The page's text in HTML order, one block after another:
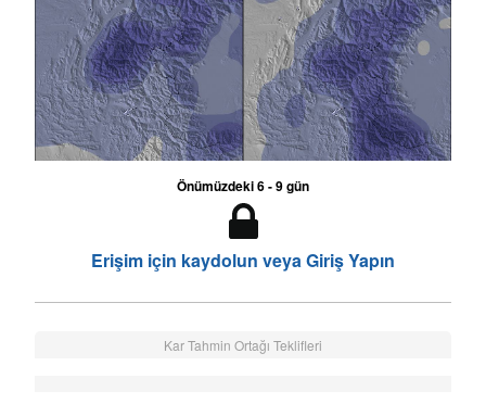
Önümüzdeki 6 - 9 gün
Erişim için kaydolun veya Giriş Yapın
Kar Tahmin Ortağı Teklifleri